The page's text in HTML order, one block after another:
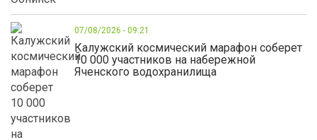
07/08/2026 - 09:21
Калужский космический марафон соберет
10 000 участников на набережной
Яченского водохранилища